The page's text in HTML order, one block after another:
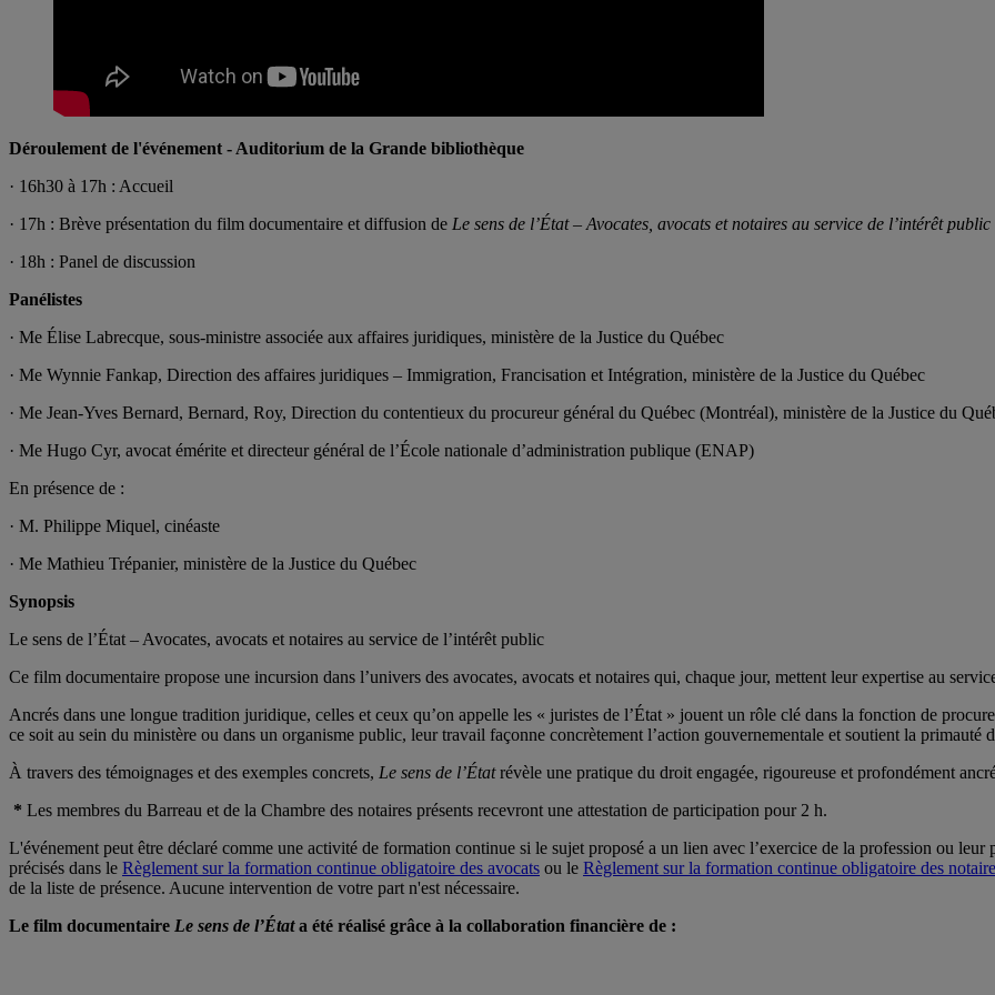
Déroulement de l'événement - Auditorium de la Grande bibliothèque
· 16h30 à 17h : Accueil
· 17h : Brève présentation du film documentaire et diffusion de Le sens de l’État – Avocates, avocats et notaires au service de l’intérêt public
· 18h : Panel de discussion
Panélistes
· Me Élise Labrecque, sous-ministre associée aux affaires juridiques, ministère de la Justice du Québec
· Me Wynnie Fankap, Direction des affaires juridiques – Immigration, Francisation et Intégration, ministère de la Justice du Québec
· Me Jean-Yves Bernard, Bernard, Roy, Direction du contentieux du procureur général du Québec (Montréal), ministère de la Justice du
· Me Hugo Cyr, avocat émérite et directeur général de l’École nationale d’administration publique (ENAP)
En présence de :
· M. Philippe Miquel, cinéaste
· Me Mathieu Trépanier, ministère de la Justice du Québec
Synopsis
Le sens de l’État – Avocates, avocats et notaires au service de l’intérêt public
Ce film documentaire propose une incursion dans l’univers des avocates, avocats et notaires qui, chaque jour, mettent leur expertise au
Ancrés dans une longue tradition juridique, celles et ceux qu’on appelle les « juristes de l’État » jouent un rôle clé dans la fonction de
ce soit au sein du ministère ou dans un organisme public, leur travail façonne concrètement l’action gouvernementale et soutient la primauté
À travers des témoignages et des exemples concrets, Le sens de l’Étatrévèle une pratique du droit engagée, rigoureuse et profondément
* Les membres du Barreau et de la Chambre des notaires présents recevront une attestation de participation pour 2 h.
L'événement peut être déclaré comme une activité de formation continue si le sujet proposé a un lien avec l’exercice de la profession ou
précisés dans le Règlement sur la formation continue obligatoire des avocats ou le Règlement sur la formation continue obligatoire des
de la liste de présence. Aucune intervention de votre part n'est nécessaire.
Le film documentaire Le sens de l’Étata été réalisé grâce à la collaboration financière de :